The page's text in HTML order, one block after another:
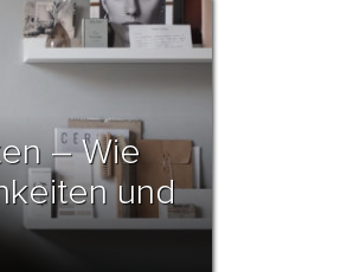
– Wie
und